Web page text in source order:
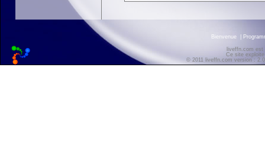
Bienvenue
liveffn.com est
Ce site
© 2011 liveffn.com version :